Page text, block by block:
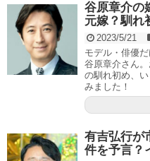
谷原章介の
元嫁？馴れ
2023/5/21
モデル・俳優
谷原章介さん
の馴れ初め、
みました！
有吉弘行が
件を予言？